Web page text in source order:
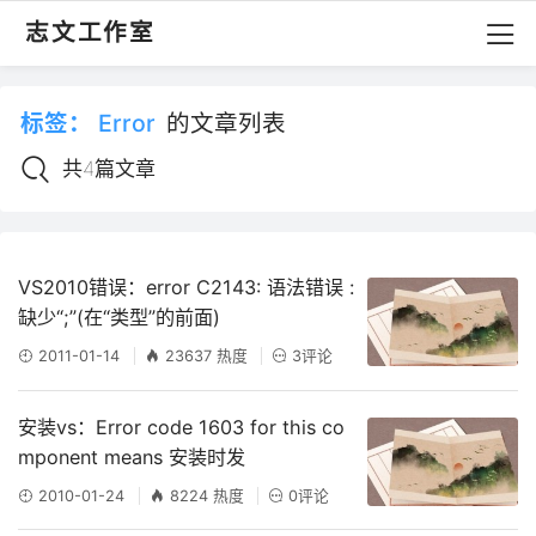
志文工作室
标签： Error 的文章列表
共4篇文章
VS2010错误：error C2143: 语法错误 :
缺少“;”(在“类型”的前面)
2011-01-14 23637 热度 3评论
安装vs：Error code 1603 for this co
mponent means 安装时发
2010-01-24 8224 热度 0评论